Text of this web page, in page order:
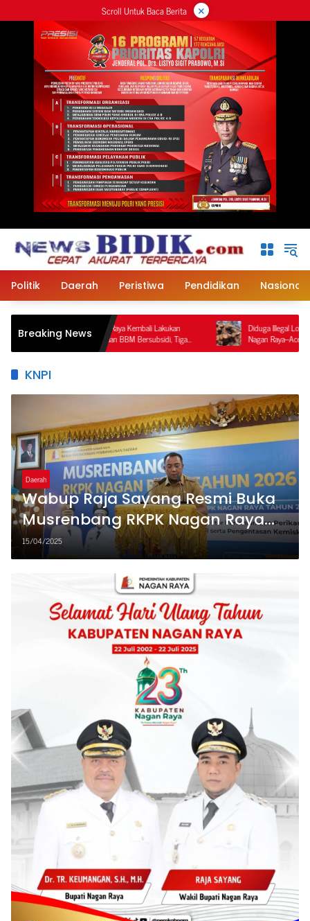
ke
Scroll Untuk Baca Berita ×
Politik Daerah Peristiwa Pendidikan Nasional
Breaking News
Polres Nagan Raya Kembali Lakukan
Penyalahgunaan BBM Bersubsidi, Tiga
Diduga Illegal Logging Terorganisir di
Nagan Raya–Aceh Tengah, Publik
Ketegasan APH dan Satgas PKH
KNPI
Daerah
Wabup Raja Sayang Resmi Buka
Musrenbang RKPK Nagan Raya
Tahun 2026
15/04/2025